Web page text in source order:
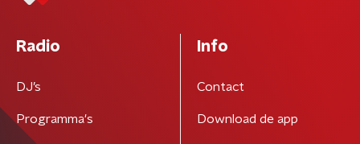
Radio
DJ’s
Programma's
Info
Contact
Download de app